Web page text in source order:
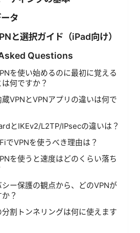
タ
と選択ガイド（iPad向け）
Questions
を使い始めるのに最初に覚える
何ですか？
蔵VPNとVPNアプリの違いは何で
とIKEv2/L2TP/IPsecの違いは？
でVPNを使うべき理由は？
を使うと速度はどのくらい落ち
シー保護の観点から、どのVPNが
？
分割トンネリングは何に使えます